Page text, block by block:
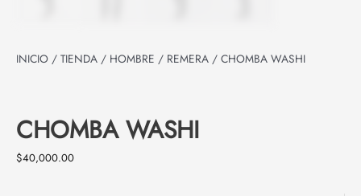
INICIO / TIENDA / HOMBRE / REMERA / CHOMBA WASHI
CHOMBA WASHI
$40,000.00